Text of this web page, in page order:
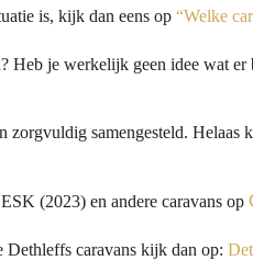
is, kijk dan eens op “Welke
Heb je werkelijk geen idee wat
zorgvuldig samengesteld. Helaas
(2023) en andere caravans op
Dethleffs caravans kijk dan op: